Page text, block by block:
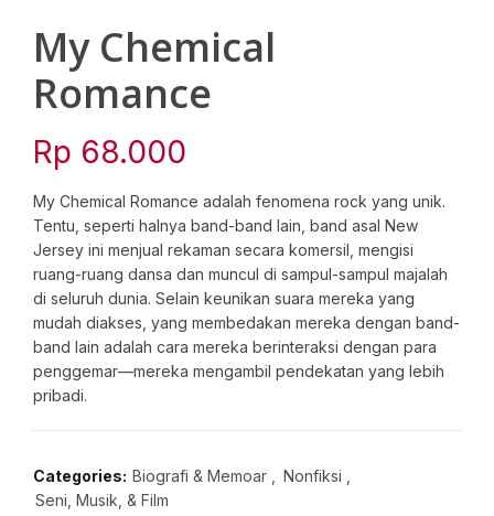
My Chemical
Romance
Rp 68.000
My Chemical Romance adalah fenomena rock yang unik.
Tentu, seperti halnya band-band lain, band asal New
Jersey ini menjual rekaman secara komersil, mengisi
ruang-ruang dansa dan muncul di sampul-sampul majalah
di seluruh dunia. Selain keunikan suara mereka yang
mudah diakses, yang membedakan mereka dengan band-
band lain adalah cara mereka berinteraksi dengan para
penggemar—mereka mengambil pendekatan yang lebih
pribadi.
Categories: Biografi & Memoar Nonfiksi
Seni, Musik, & Film